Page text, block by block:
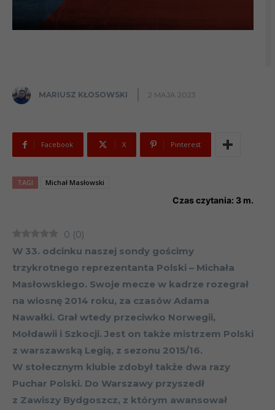
MARIUSZ KŁOSOWSKI 2 MAJA 2023
Facebook X Pinterest
TAGI Michał Masłowski
Czas czytania: 3 m.
0 (0)
W 33. odcinku naszej sondy gościmy
trzykrotnego reprezentanta Polski – Michała
Masłowskiego. Swoje mecze w kadrze rozegrał
na wiosnę 2014 roku, za czasów Adama
Nawałki. Grał wtedy przeciwko Norwegii,
Mołdawii i Szkocji. Jest on także mistrzem Polski
z warszawską Legią, z sezonu 2015/16.
W stołecznym klubie zdobył także dwa razy
Puchar Polski. Do Warszawy przyszedł
z Zawiszy Bydgoszcz, z którym awansował